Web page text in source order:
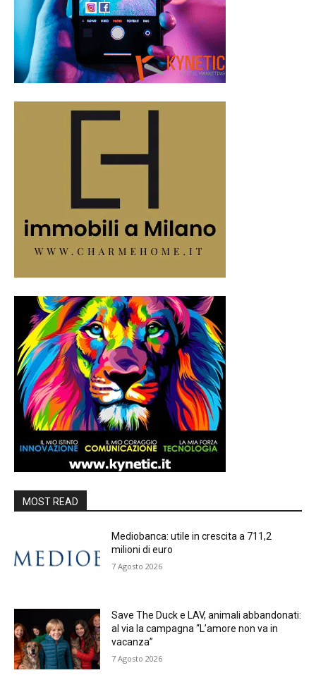
MOST READ
Mediobanca: utile in crescita a 711,2
milioni di euro
7 Agosto 2026
Save The Duck e LAV, animali abbandonati:
al via la campagna “L’amore non va in
vacanza”
7 Agosto 2026